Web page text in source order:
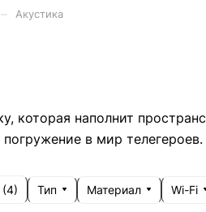
Акустика
которая наполнит
в мир телегероев.
(4) Тип Материал Wi-Fi